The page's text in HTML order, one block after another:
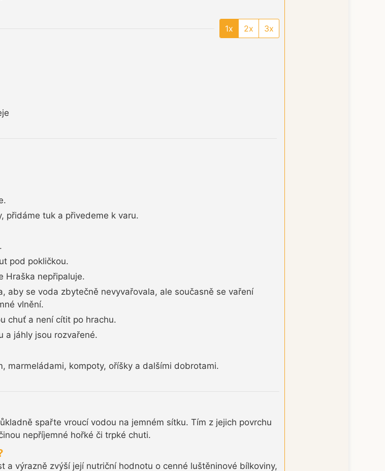
1x 2x 3x
přidáme tuk a přivedeme k varu.
pod pokličkou.
Hraška nepřipaluje.
aby se voda zbytečně nevyvařovala, ale současně se vaření
vlnění.
chuť a není cítit po hrachu.
a jáhly jsou rozvařené.
marmeládami, kompoty, oříšky a dalšími dobrotami.
spařte vroucí vodou na jemném sítku. Tím z jejich povrchu
nepříjemné hořké či trpké chuti.
a výrazně zvýší její nutriční hodnotu o cenné luštěninové bílkoviny,